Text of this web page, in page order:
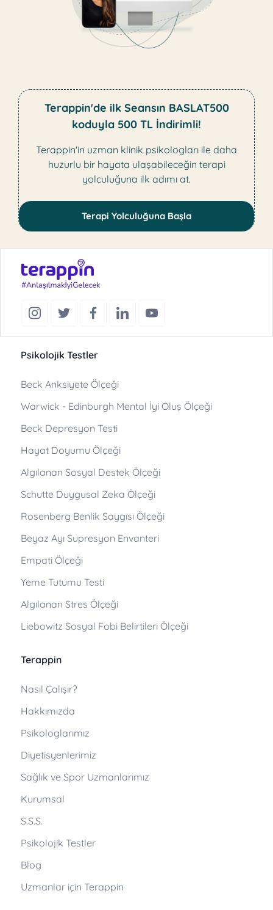
Terappin'de ilk Seansın BASLAT500
koduyla 500 TL İndirimli!
Terappin'in uzman klinik psikologları ile daha
huzurlu bir hayata ulaşabileceğin terapi
yolculuğuna ilk adımı at.
Terapi Yolculuğuna Başla
Terappin
Nasıl Çalışır?
Hakkımızda
Psikologlarımız
Diyetisyenlerimiz
Sağlık ve Spor Uzmanlarımız
Kurumsal
S.S.S.
Psikolojik Testler
Blog
Uzmanlar için Terappin
Psikolojik Testler
Beck Anksiyete Ölçeği
Warwick - Edinburgh Mental İyi Oluş Ölçeği
Beck Depresyon Testi
Hayat Doyumu Ölçeği
Algılanan Sosyal Destek Ölçeği
Schutte Duygusal Zeka Ölçeği
Rosenberg Benlik Saygısı Ölçeği
Beyaz Ayı Supresyon Envanteri
Empati Ölçeği
Yeme Tutumu Testi
Algılanan Stres Ölçeği
Liebowitz Sosyal Fobi Belirtileri Ölçeği